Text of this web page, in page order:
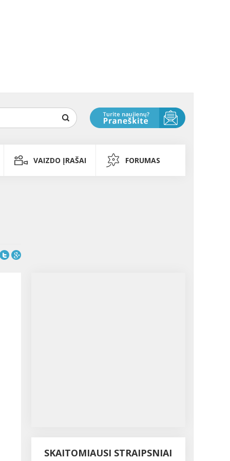
VAIZDO ĮRAŠAI FORUMAS
SKAITOMIAUSI STRAIPSNIAI